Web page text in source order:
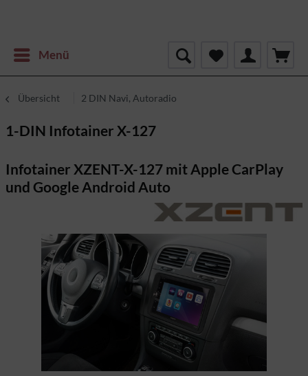
Menü
Übersicht 2 DIN Navi, Autoradio
1-DIN Infotainer X-127
Infotainer XZENT-X-127 mit Apple CarPlay
und Google Android Auto